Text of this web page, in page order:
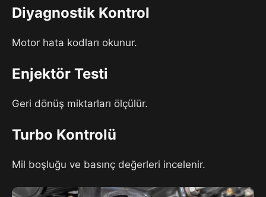
Diyagnostik Kontrol
Motor hata kodları okunur.
Enjektör Testi
Geri dönüş miktarları ölçülür.
Turbo Kontrolü
Mil boşluğu ve basınç değerleri incelenir.